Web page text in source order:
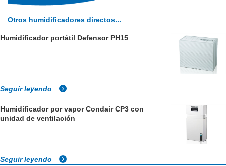
Otros humidificadores directos...
Humidificador portátil Defensor PH15
Seguir leyendo
Humidificador por vapor Condair CP3 con
unidad de ventilación
Seguir leyendo